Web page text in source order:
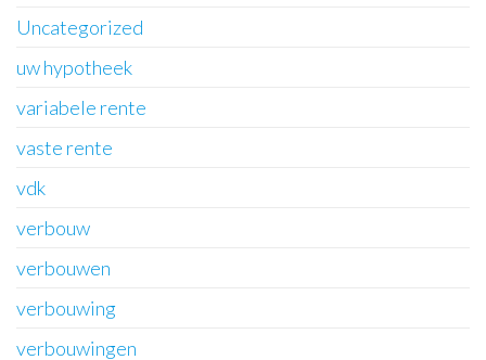
Uncategorized
uw hypotheek
variabele rente
vaste rente
vdk
verbouw
verbouwen
verbouwing
verbouwingen